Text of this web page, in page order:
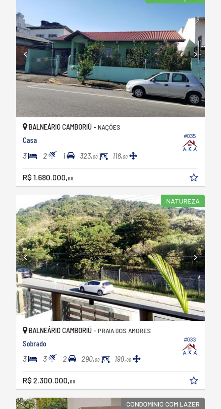
#035
BALNEÁRIO CAMBORIÚ - NAÇÕES
Casa
3 2 1 323,00 116,00
R$ 1.680.000,00
NATUREZA
#033
BALNEÁRIO CAMBORIÚ - PRAIA DOS AMORES
Sobrado
3 3 2 290,00 190,00
R$ 2.300.000,00
CONDOMÍNIO COM LAZER